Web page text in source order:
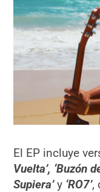
El EP incluye
Vuelta’, ‘Buzón
Supiera’ y ‘RO7’,